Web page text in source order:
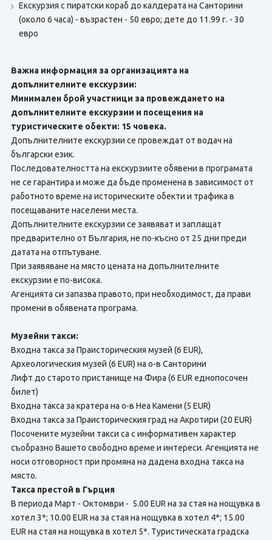
Екскурзия с пиратски кораб до калдерата на Санторини
(около 6 часа) - възрастен - 50 евро; дете до 11.99 г. - 30
евро
Важна информация за организацията на
допълнителните екскурзии:
Минимален брой участници за провеждането на
допълнителните екскурзии и посещения на
туристическите обекти: 15 човека.
Допълнителните екскурзии се провеждат от водач на
български език.
Последователността на екскурзиите обявени в програмата
не се гарантира и може да бъде променена в зависимост от
работното време на историческите обекти и трафика в
посещаваните населени места.
Допълнителните екскурзии се заявяват и заплащат
предварително от България, не по-късно от 25 дни преди
датата на отпътуване.
При заявяване на място цената на допълнителните
екскурзии е по-висока.
Агенцията си запазва правото, при необходимост, да прави
промени в обявената програма.
Музейни такси:
Входна такса за Праисторическия музей (6 EUR),
Археологическия музей (6 EUR) на о-в Санторини
Лифт до старото пристанище на Фира (6 EUR еднопосочен
билет)
Входна такса за кратера на о-в Неа Камени (5 EUR)
Входна такса за Праисторическия град на Акротири (20 EUR)
Посочените музейни такси са с информативен характер
съобразно Вашето свободно време и интереси. Агенцията не
носи отговорност при промяна на дадена входна такса на
място.
Такса престой в Гърция
В периода Март - Октомври - 5.00 EUR на за стая на нощувка в
хотел 3*; 10.00 EUR на за стая на нощувка в хотел 4*; 15.00
EUR на стая на нощувка в хотел 5*. Туристическата градска